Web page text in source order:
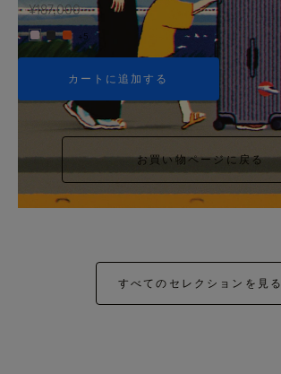
¥187,000
+5
カートに追加する
お買い物ページに戻る
すべてのセレクションを見る